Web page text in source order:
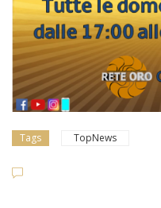
Tags TopNews